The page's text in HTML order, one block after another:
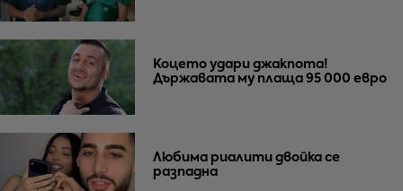
Коцето удари джакпота!
Държавата му плаща 95 000 евро
Любима риалити двойка се
разпадна